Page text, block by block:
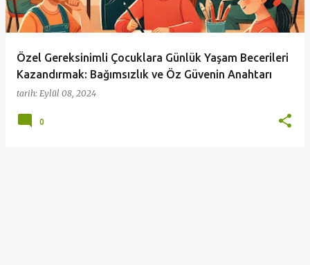
t
Özel Gereksinimli Çocuklara Günlük Yaşam Becerileri
Kazandırmak: Bağımsızlık ve Öz Güvenin Anahtarı
tarih: Eylül 08, 2024
0